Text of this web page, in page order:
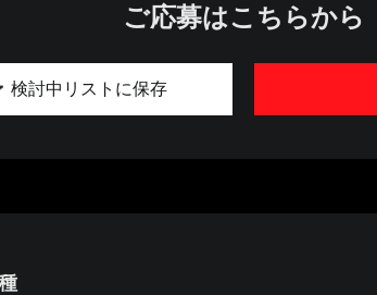
ご応募はこちらから
検討中リストに保存